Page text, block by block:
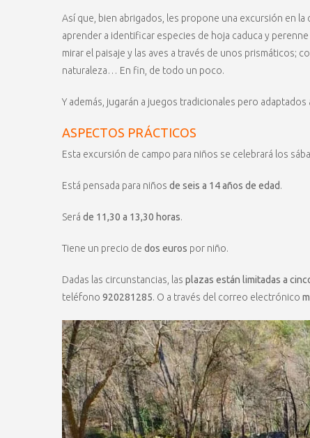
Así que, bien abrigados, les propone una excursión en
aprender a identificar especies de hoja caduca y
mirar el paisaje y las aves a través de unos prismáticos;
naturaleza… En fin, de todo un poco.
Y además, jugarán a juegos tradicionales pero
ASPECTOS PRÁCTICOS
Esta excursión de campo para niños se celebrará los
Está pensada para niños de seis a 14 años de edad.
Será de 11,30 a 13,30 horas.
Tiene un precio de dos euros por niño.
Dadas las circunstancias, las plazas están limitadas a
teléfono 920281285. O a través del correo electrónico